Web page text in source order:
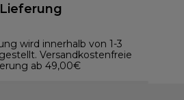
Lieferung
wird innerhalb von 1-3
Versandkostenfreie
ab 49,00€